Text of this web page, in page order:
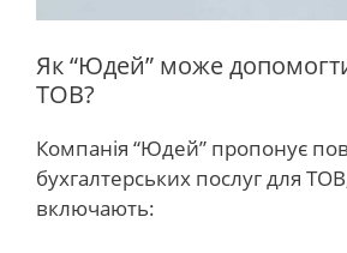
Як “Юдей” може
ТОВ?
Компанія “Юдей” пропонує
бухгалтерських послуг для
включають: